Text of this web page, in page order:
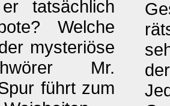
tatsächlich
Welche
mysteriöse
Mr.
führt zum